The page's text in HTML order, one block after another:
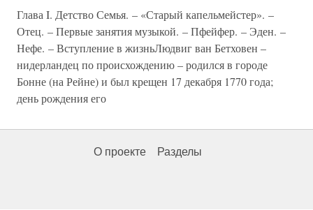
Глава I. Детство Семья. – «Старый капельмейстер». –
Отец. – Первые занятия музыкой. – Пфейфер. – Эден. –
Нефе. – Вступление в жизньЛюдвиг ван Бетховен –
нидерландец по происхождению – родился в городе
Бонне (на Рейне) и был крещен 17 декабря 1770 года;
день рождения его
О проекте Разделы